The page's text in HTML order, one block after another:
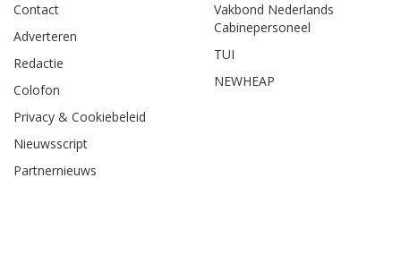
Contact
Adverteren
Redactie
Colofon
Privacy & Cookiebeleid
Nieuwsscript
Partnernieuws
Vakbond Nederlands
Cabinepersoneel
TUI
NEWHEAP